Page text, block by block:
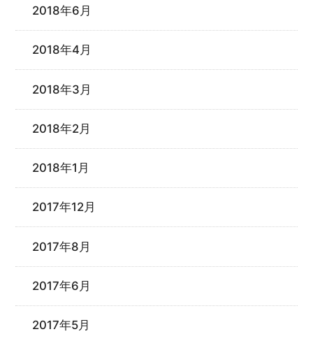
2018年6月
2018年4月
2018年3月
2018年2月
2018年1月
2017年12月
2017年8月
2017年6月
2017年5月